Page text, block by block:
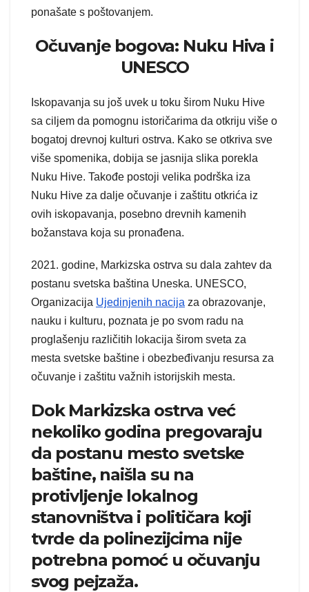
ponašate s poštovanjem.
Očuvanje bogova: Nuku Hiva i
UNESCO
Iskopavanja su još uvek u toku širom Nuku Hive
sa ciljem da pomognu istoričarima da otkriju više o
bogatoj drevnoj kulturi ostrva. Kako se otkriva sve
više spomenika, dobija se jasnija slika porekla
Nuku Hive. Takođe postoji velika podrška iza
Nuku Hive za dalje očuvanje i zaštitu otkrića iz
ovih iskopavanja, posebno drevnih kamenih
božanstava koja su pronađena.
2021. godine, Markizska ostrva su dala zahtev da
postanu svetska baština Uneska. UNESCO,
Organizacija Ujedinjenih nacija za obrazovanje,
nauku i kulturu, poznata je po svom radu na
proglašenju različitih lokacija širom sveta za
mesta svetske baštine i obezbeđivanju resursa za
očuvanje i zaštitu važnih istorijskih mesta.
Dok Markizska ostrva već
nekoliko godina pregovaraju
da postanu mesto svetske
baštine, naišla su na
protivljenje lokalnog
stanovništva i političara koji
tvrde da polinezijcima nije
potrebna pomoć u očuvanju
svog pejzaža.